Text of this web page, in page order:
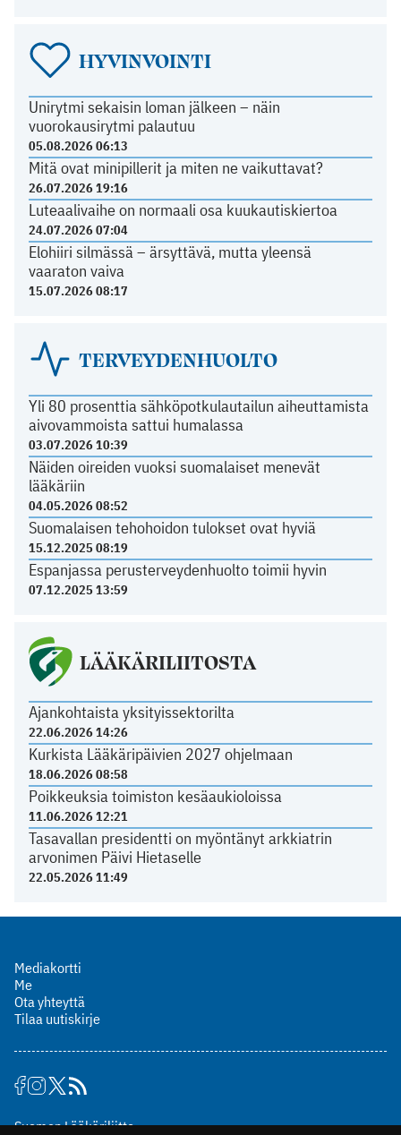
HYVINVOINTI
Unirytmi sekaisin loman jälkeen – näin
vuorokausirytmi palautuu
05.08.2026 06:13
Mitä ovat minipillerit ja miten ne vaikuttavat?
26.07.2026 19:16
Luteaalivaihe on normaali osa kuukautiskiertoa
24.07.2026 07:04
Elohiiri silmässä – ärsyttävä, mutta yleensä
vaaraton vaiva
15.07.2026 08:17
TERVEYDENHUOLTO
Yli 80 prosenttia sähköpotkulautailun aiheuttamista
aivovammoista sattui humalassa
03.07.2026 10:39
Näiden oireiden vuoksi suomalaiset menevät
lääkäriin
04.05.2026 08:52
Suomalaisen tehohoidon tulokset ovat hyviä
15.12.2025 08:19
Espanjassa perusterveydenhuolto toimii hyvin
07.12.2025 13:59
LÄÄKÄRILIITOSTA
Ajankohtaista yksityissektorilta
22.06.2026 14:26
Kurkista Lääkäripäivien 2027 ohjelmaan
18.06.2026 08:58
Poikkeuksia toimiston kesäaukioloissa
11.06.2026 12:21
Tasavallan presidentti on myöntänyt arkkiatrin
arvonimen Päivi Hietaselle
22.05.2026 11:49
Mediakortti
Me
Ota yhteyttä
Tilaa uutiskirje
Suomen Lääkäriliitto